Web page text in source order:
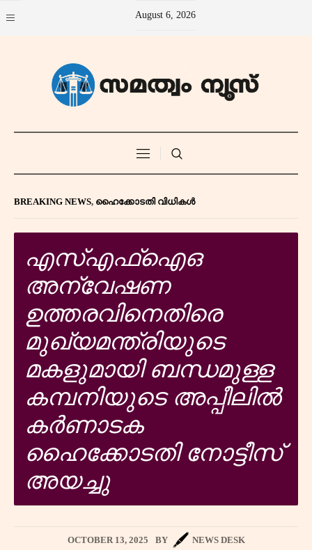
August 6, 2026
BREAKING NEWS, ഹൈക്കോടതി വിധികൾ
എസ്എഫ്‌ഐഒ
അന്വേഷണ
ഉത്തരവിനെതിരെ
മുഖ്യമന്ത്രിയുടെ
മകളുമായി ബന്ധമുള്ള
കമ്പനിയുടെ അപ്പീലിൽ
കർണാടക
ഹൈക്കോടതി നോട്ടീസ്
അയച്ചു
OCTOBER 13, 2025 BY
NEWS DESK